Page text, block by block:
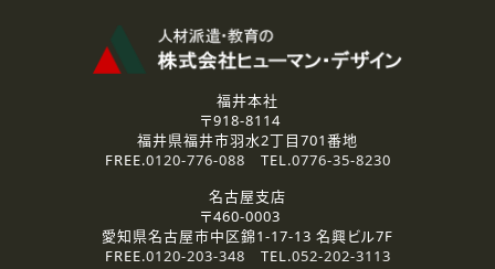
その他、お問い合わせの内容に回答するために利用いたし
なお、ご連絡手段は、電話・Ｅメールのいずれかの方法とい
2.個人情報の第三者提供
ご提供いただいた個人情報は、法令等の規定に従う場合を除き、
3.個人情報の取り扱いの委託
弊社の定める個人情報保護の評価基準を満たした委託先に、個
人情報を委託する場合があります。
福井本社
〒918-8114
福井県福井市羽水2丁目701番地
FREE.0120-776-088 TEL.0776-35-8230
名古屋支店
〒460-0003
愛知県名古屋市中区錦1-17-13 名興ビル7F
FREE.0120-203-348 TEL.052-202-3113